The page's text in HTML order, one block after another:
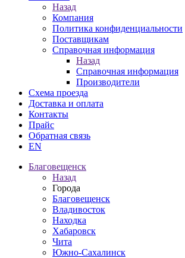
Назад
Компания
Политика конфиденциальности
Поставщикам
Справочная информация
Назад
Справочная информация
Производители
Схема проезда
Доставка и оплата
Контакты
Прайс
Обратная связь
EN
Благовещенск
Назад
Города
Благовещенск
Владивосток
Находка
Хабаровск
Чита
Южно-Сахалинск